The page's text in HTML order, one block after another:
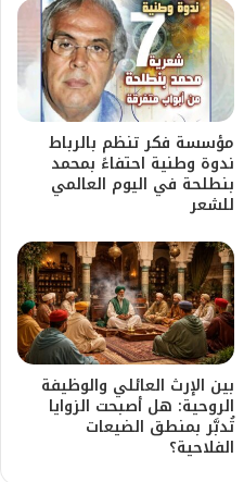
مؤسسة فكر تنظم بالرباط
ندوة وطنية احتفاءً بمحمد
بنطلحة في اليوم العالمي
للشعر
بين الإرث العائلي والوظيفة
الروحية: هل أصبحت الزوايا
تُدبَّر بمنطق الضيعات
الفلاحية؟